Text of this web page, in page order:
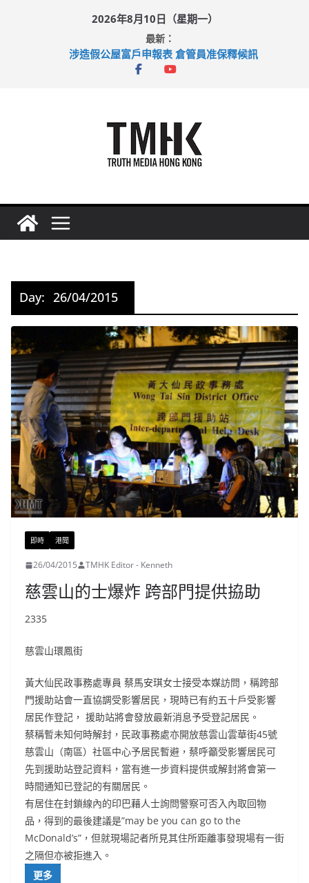
2026年8月10日（星期一）
最新：
涉造假公屋富戶申報表 倉管員准保釋候訊
Day: 26/04/2015
即時 港聞
26/04/2015 TMHK Editor - Kenneth
慈雲山的士爆炸 跨部門提供拹助
2335
慈雲山環鳳街
黃大仙民政事務處專員 蔡馬安琪女士接受本媒訪問，稱跨部
門援助站會一直協調受影響居民，現時已有約五十戶受影響
居民作登記， 援助站將會發放最新消息予受登記居民。
蔡稱暫未知何時解封，民政事務處亦開放慈雲山雲華街45號
慈雲山（南區）社區中心予居民暫避，蔡呼籲受影響居民可
先到援助站登記資料，當有進一步資料提供或解封將會第一
時間通知已登記的有關居民。
有居住在封鎖線內的印巴藉人士詢問警察可否入內取回物
品，得到的最後建議是”may be you can go to the
McDonald’s”，但就現場記者所見其住所距離事發現場有一街
之隔但亦被拒進入。
更多